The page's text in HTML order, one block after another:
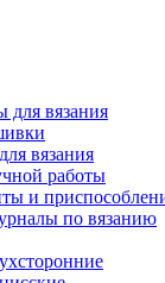
для вязания
вязания
работы
и
по вязанию